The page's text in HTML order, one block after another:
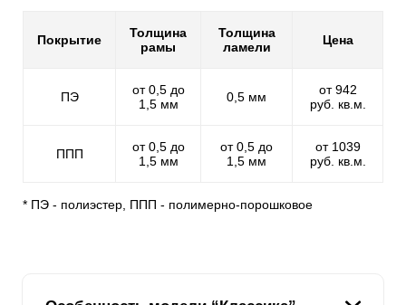
Покрытие
Толщина
рамы
Толщина
ламели
Цена
ПЭ
от 0,5 до
1,5 мм
0,5 мм
от 942
руб. кв.м.
ППП
от 0,5 до
1,5 мм
от 0,5 до
1,5 мм
от 1039
руб. кв.м.
* ПЭ - полиэстер, ППП - полимерно-порошковое